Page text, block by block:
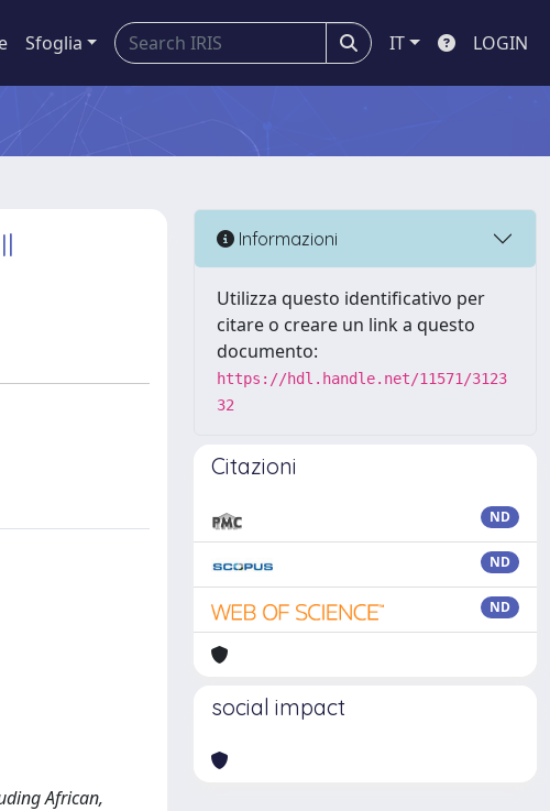
Sfoglia IT LOGIN
African,
Informazioni
Utilizza questo identificativo per
citare o creare un link a questo
documento:
https://hdl.handle.net/11571/3123
32
Citazioni
ND
ND
ND
social impact